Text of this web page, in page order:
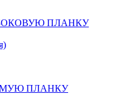
ПЛАНКУ
ПЛАНКУ